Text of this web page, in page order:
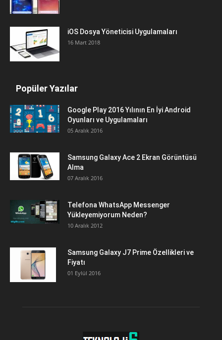
iOS Dosya Yöneticisi Uygulamaları
16 Mart 2018
Popüler Yazılar
Google Play 2016 Yılının En İyi Android
Oyunları ve Uygulamaları
05 Aralık 2016
Samsung Galaxy Ace 2 Ekran Görüntüsü
Alma
07 Aralık 2016
Telefona WhatsApp Messenger
Yükleyemiyorum Neden?
10 Aralık 2012
Samsung Galaxy J7 Prime Özellikleri ve
Fiyatı
01 Eylül 2016